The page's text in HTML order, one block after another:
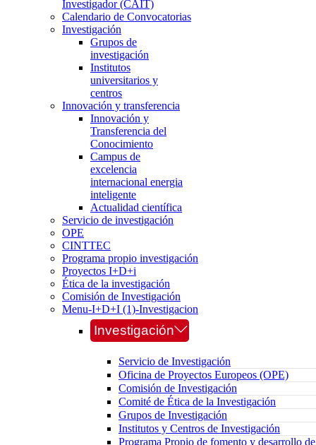
Investigador (CAIT)
Calendario de Convocatorias
Investigación
Grupos de
investigación
Institutos
universitarios y
centros
Innovación y transferencia
Innovación y
Transferencia del
Conocimiento
Campus de
excelencia
internacional energia
inteligente
Actualidad científica
Servicio de investigación
OPE
CINTTEC
Programa propio investigación
Proyectos I+D+i
Ética de la investigación
Comisión de Investigación
Menu-I+D+I (1)-Investigacion
Investigación
Servicio de Investigación
Oficina de Proyectos Europeos (OPE)
Comisión de Investigación
Comité de Ética de la Investigación
Grupos de Investigación
Institutos y Centros de Investigación
Programa Propio de fomento y desarrollo de